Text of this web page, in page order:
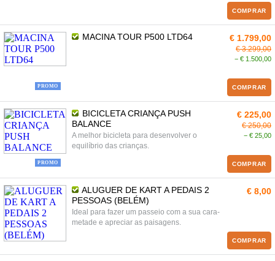
COMPRAR
PROMO
MACINA TOUR P500 LTD64 € 1.799,00
€ 3.299,00
− € 1.500,00
COMPRAR
PROMO
BICICLETA CRIANÇA PUSH
BALANCE
A melhor bicicleta para desenvolver o
equilíbrio das crianças.
€ 225,00
€ 250,00
− € 25,00
COMPRAR
ALUGUER DE KART A PEDAIS 2
PESSOAS (BELÉM)
Ideal para fazer um passeio com a sua cara-
metade e apreciar as paisagens.
€ 8,00
COMPRAR